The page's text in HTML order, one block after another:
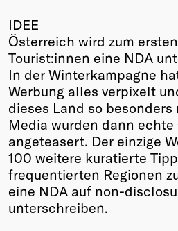
IDEE
Österreich wird zum
Tourist:innen eine NDA
In der Winterkampagne
Werbung alles verpixelt
dieses Land so besonders
Media wurden dann echte
angeteasert. Der einzige
100 weitere kuratierte
frequentierten Regionen
eine NDA auf non-
unterschreiben.